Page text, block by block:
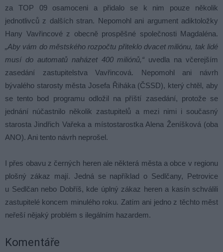
za TOP 09 osamoceni a přidalo se k nim pouze několik
jednotlivců z dalších stran. Nepomohl ani argument adiktoložky
Hany Vavřincové z obecně prospěšné společnosti Magdaléna.
„Aby vám do městského rozpočtu přiteklo dvacet miliónu, tak lidé
musí do automatů naházet 400 miliónů,“ uvedla na včerejším
zasedání zastupitelstva Vavřincová. Nepomohl ani návrh
bývalého starosty města Josefa Řiháka (ČSSD), který chtěl, aby
se tento bod programu odložil na příští zasedání, protože se
jednání núčastnilo několik zastupitelů a mezi nimi i současný
starosta Jindřich Vařeka a místostarostka Alena Ženíšková (oba
ANO). Ani tento návrh neprošel.
I přes obavu z černých heren ale některá města a obce v regionu
plošný zákaz mají. Jedná se například o Sedlčany, Petrovice
u Sedlčan nebo Dobříš, kde úplný zákaz heren a kasín schválili
zastupitelé koncem minulého roku. Zatím ani jedno z těchto měst
neřeší nějaký problém s ilegálním hazardem.
Komentáře